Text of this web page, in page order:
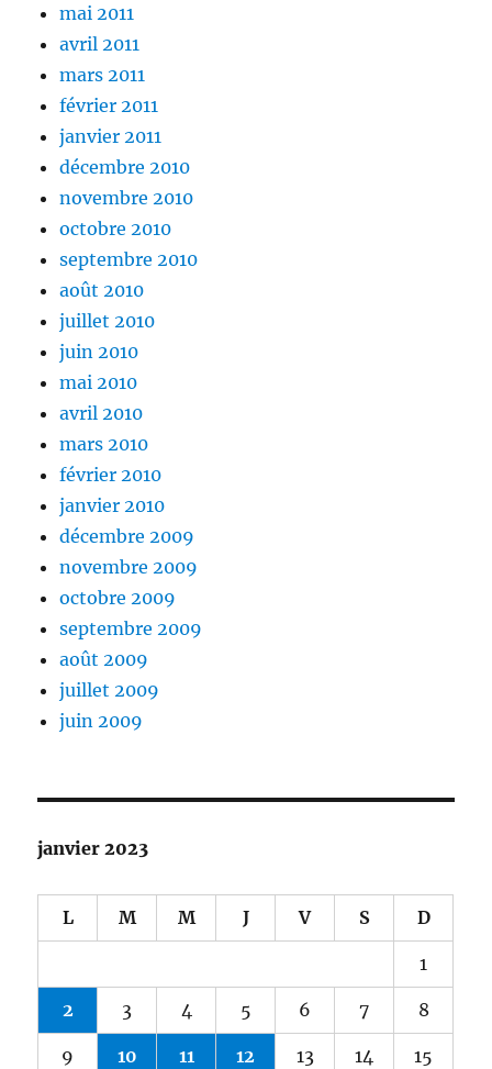
mai 2011
avril 2011
mars 2011
février 2011
janvier 2011
décembre 2010
novembre 2010
octobre 2010
septembre 2010
août 2010
juillet 2010
juin 2010
mai 2010
avril 2010
mars 2010
février 2010
janvier 2010
décembre 2009
novembre 2009
octobre 2009
septembre 2009
août 2009
juillet 2009
juin 2009
janvier 2023
L M M J V S D
1
2 3 4 5 6 7 8
9 10 11 12 13 14 15